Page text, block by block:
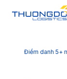
Điểm danh 5+